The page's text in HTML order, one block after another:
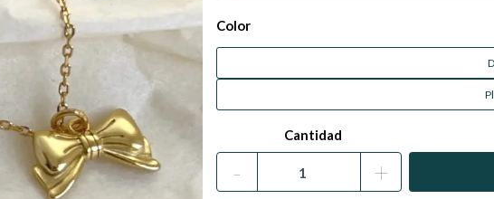
Color
Cantidad
- +